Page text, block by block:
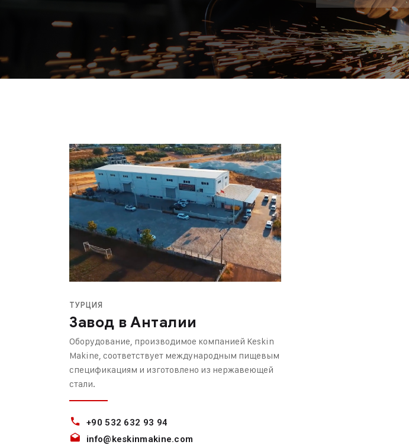
ТУРЦИЯ
Завод в Анталии
Оборудование, производимое компанией Keskin
Makine, соответствует международным пищевым
спецификациям и изготовлено из нержавеющей
стали.
+90 532 632 93 94
info@keskinmakine.com